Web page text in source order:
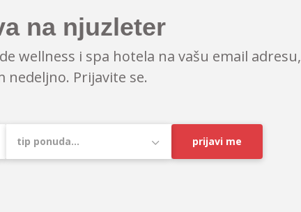
na njuzleter
wellness i spa hotela na vašu email adresu,
nedeljno. Prijavite se.
prijavi me